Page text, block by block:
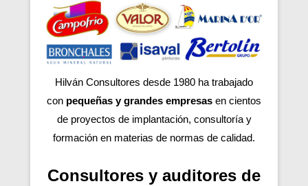
Hilván Consultores desde 1980 ha trabajado
con pequeñas y grandes empresas en cientos
de proyectos de implantación, consultoría y
formación en materias de normas de calidad.
Consultores y auditores de